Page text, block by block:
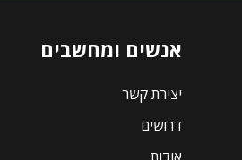
אנשים ומחשבים
יצירת קשר
דרושים